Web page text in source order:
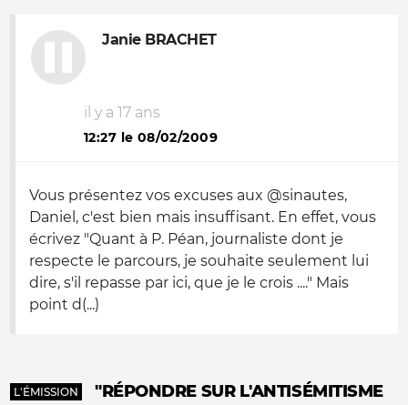
Janie BRACHET
il y a 17 ans
12:27 le 08/02/2009
Vous présentez vos excuses aux @sinautes,
Daniel, c'est bien mais insuffisant. En effet, vous
écrivez "Quant à P. Péan, journaliste dont je
respecte le parcours, je souhaite seulement lui
dire, s'il repasse par ici, que je le crois ...." Mais
point d(...)
L'ÉMISSION
"RÉPONDRE SUR L'ANTISÉMITISME